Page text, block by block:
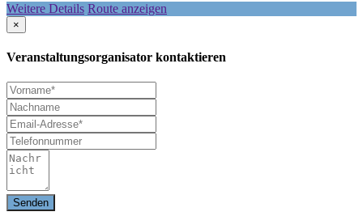
Weitere Details Route anzeigen
×
Veranstaltungsorganisator kontaktieren